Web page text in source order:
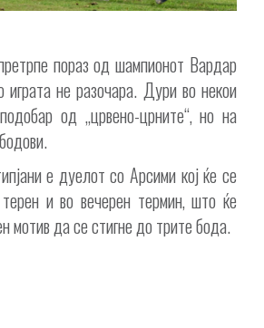
пораз од шампионот Вардар
играта не разочара. Дури во некои
од „црвено-црните“, но на
е дуелот со Арсими кој ќе се
и во вечерен термин, што ќе
мотив да се стигне до трите бода.